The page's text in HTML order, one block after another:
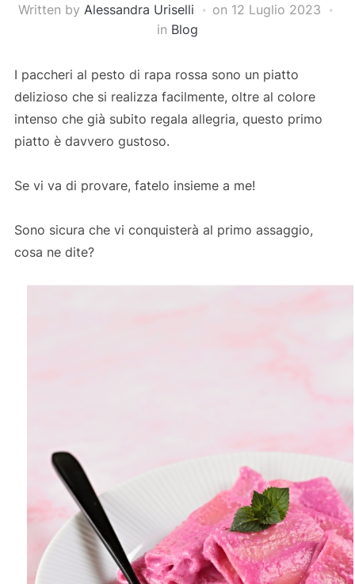
Written by Alessandra Uriselli on 12 Luglio 2023
in Blog
I paccheri al pesto di rapa rossa sono un piatto
delizioso che si realizza facilmente, oltre al colore
intenso che già subito regala allegria, questo primo
piatto è davvero gustoso.
Se vi va di provare, fatelo insieme a me!
Sono sicura che vi conquisterà al primo assaggio,
cosa ne dite?